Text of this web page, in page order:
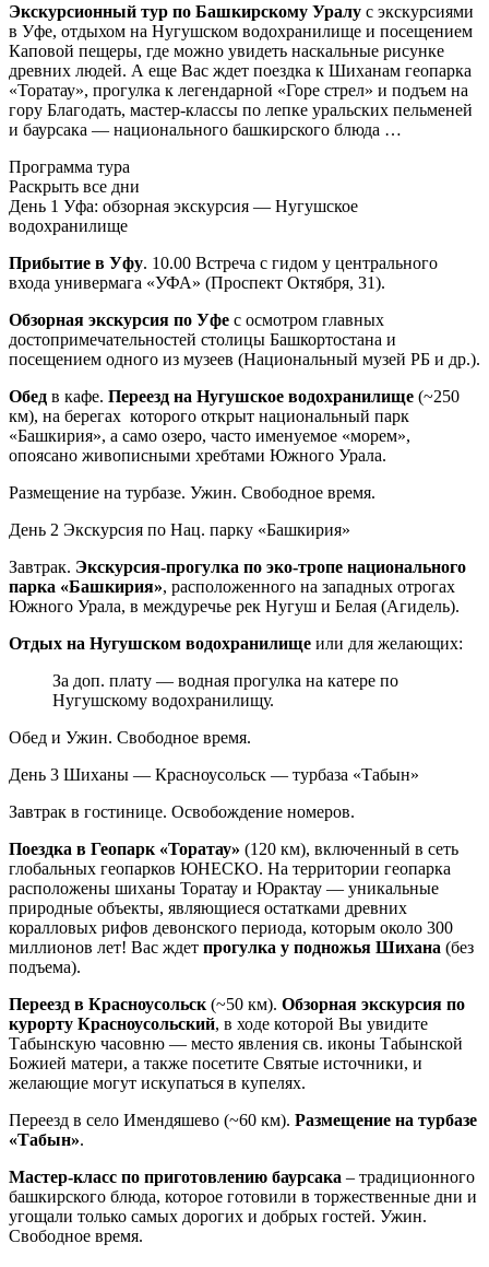
Экскурсионный тур по Башкирскому Уралу с экскурсиями
в Уфе, отдыхом на Нугушском водохранилище и посещением
Каповой пещеры, где можно увидеть наскальные рисунке
древних людей. А еще Вас ждет поездка к Шиханам геопарка
«Торатау», прогулка к легендарной «Горе стрел» и подъем на
гору Благодать, мастер-классы по лепке уральских пельменей
и баурсака — национального башкирского блюда …
Программа тура
Раскрыть все дни
День 1 Уфа: обзорная экскурсия — Нугушское
водохранилище
Прибытие в Уфу. 10.00 Встреча с гидом у центрального
входа универмага «УФА» (Проспект Октября, 31).
Обзорная экскурсия по Уфе с осмотром главных
достопримечательностей столицы Башкортостана и
посещением одного из музеев (Национальный музей РБ и др.).
Обед в кафе. Переезд на Нугушское водохранилище (~250
км), на берегах которого открыт национальный парк
«Башкирия», а само озеро, часто именуемое «морем»,
опоясано живописными хребтами Южного Урала.
Размещение на турбазе. Ужин. Свободное время.
День 2 Экскурсия по Нац. парку «Башкирия»
Завтрак. Экскурсия-прогулка по эко-тропе национального
парка «Башкирия», расположенного на западных отрогах
Южного Урала, в междуречье рек Нугуш и Белая (Агидель).
Отдых на Нугушском водохранилище или для желающих:
За доп. плату — водная прогулка на катере по
Нугушскому водохранилищу.
Обед и Ужин. Свободное время.
День 3 Шиханы — Красноусольск — турбаза «Табын»
Завтрак в гостинице. Освобождение номеров.
Поездка в Геопарк «Торатау» (120 км), включенный в сеть
глобальных геопарков ЮНЕСКО. На территории геопарка
расположены шиханы Торатау и Юрактау — уникальные
природные объекты, являющиеся остатками древних
коралловых рифов девонского периода, которым около 300
миллионов лет! Вас ждет прогулка у подножья Шихана (без
подъема).
Переезд в Красноусольск (~50 км). Обзорная экскурсия по
курорту Красноусольский, в ходе которой Вы увидите
Табынскую часовню — место явления св. иконы Табынской
Божией матери, а также посетите Святые источники, и
желающие могут искупаться в купелях.
Переезд в село Имендяшево (~60 км). Размещение на турбазе
«Табын».
Мастер-класс по приготовлению баурсака – традиционного
башкирского блюда, которое готовили в торжественные дни и
угощали только самых дорогих и добрых гостей. Ужин.
Свободное время.